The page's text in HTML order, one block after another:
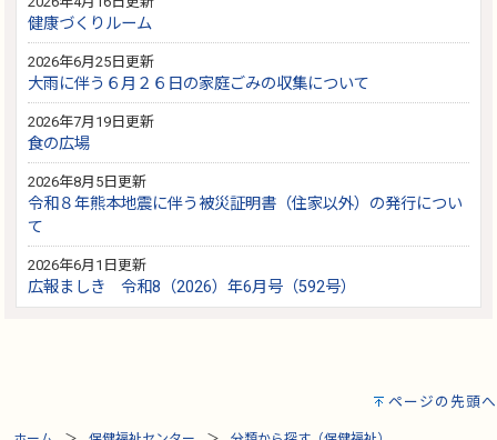
健康づくりルーム
2026年6月25日更新
大雨に伴う６月２６日の家庭ごみの収集について
2026年7月19日更新
食の広場
2026年8月5日更新
令和８年熊本地震に伴う被災証明書（住家以外）の発行につい
て
2026年6月1日更新
広報ましき 令和8（2026）年6月号（592号）
ページの先頭へ